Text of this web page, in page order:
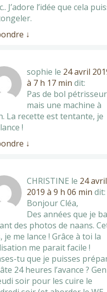
J’adore l’idée que cela
↓
sophie le 24 avril
à 7 h 17 min dit:
Pas de bol pétrisseur
mais une machine à
La recette est tentante, je
!
↓
CHRISTINE le 24 avril
2019 à 9 h 06 min dit:
Bonjour Cléa,
Des années que je
des photos de naans.
je me lance ! Grâce à toi la
me parait facile !
tu que je puisses
24 heures l’avance ?
soir pour les cuire le